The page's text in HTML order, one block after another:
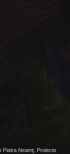
Piatra Neamţ. Proiecte